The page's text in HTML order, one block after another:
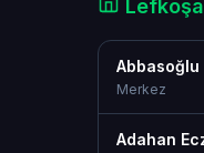
Abbasoğlu
Merkez
Adahan